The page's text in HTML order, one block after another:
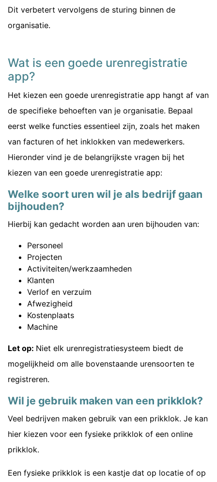
Dit verbetert vervolgens de sturing binnen de
organisatie.
Wat is een goede urenregistratie
app?
Het kiezen een goede urenregistratie app hangt af van
de specifieke behoeften van je organisatie. Bepaal
eerst welke functies essentieel zijn, zoals het maken
van facturen of het inklokken van medewerkers.
Hieronder vind je de belangrijkste vragen bij het
kiezen van een goede urenregistratie app:
Welke soort uren wil je als bedrijf gaan
bijhouden?
Hierbij kan gedacht worden aan uren bijhouden van:
Personeel
Projecten
Activiteiten/werkzaamheden
Klanten
Verlof en verzuim
Afwezigheid
Kostenplaats
Machine
Let op: Niet elk urenregistratiesysteem biedt de
mogelijkheid om alle bovenstaande urensoorten te
registreren.
Wil je gebruik maken van een prikklok?
Veel bedrijven maken gebruik van een prikklok. Je kan
hier kiezen voor een fysieke prikklok of een online
prikklok.
Een fysieke prikklok is een kastje dat op locatie of op